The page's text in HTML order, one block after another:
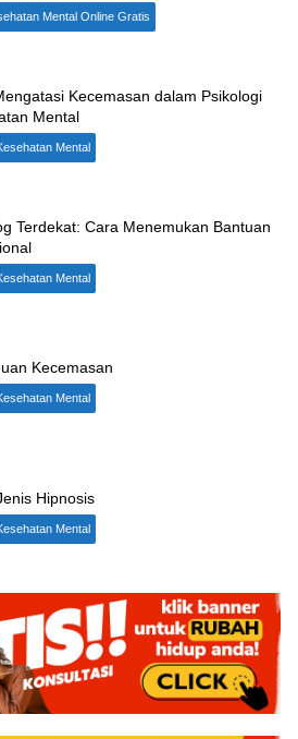
Mental Online Gratis
Kecemasan dalam Psikologi
Mental
Mental
Terdekat: Cara Menemukan Bantuan
Mental
Kecemasan
Mental
Hipnosis
Mental